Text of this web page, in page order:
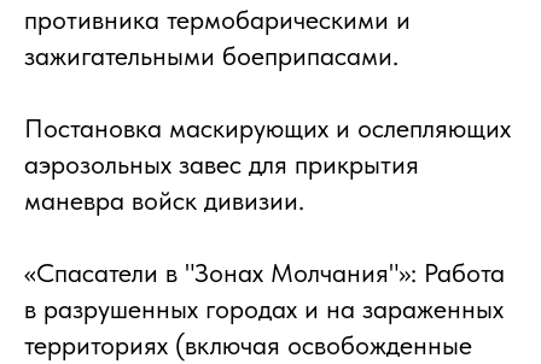
противника термобарическими и
зажигательными боеприпасами.
Постановка маскирующих и ослепляющих
аэрозольных завес для прикрытия
маневра войск дивизии.
«Спасатели в "Зонах Молчания"»: Работа
в разрушенных городах и на зараженных
территориях (включая освобожденные